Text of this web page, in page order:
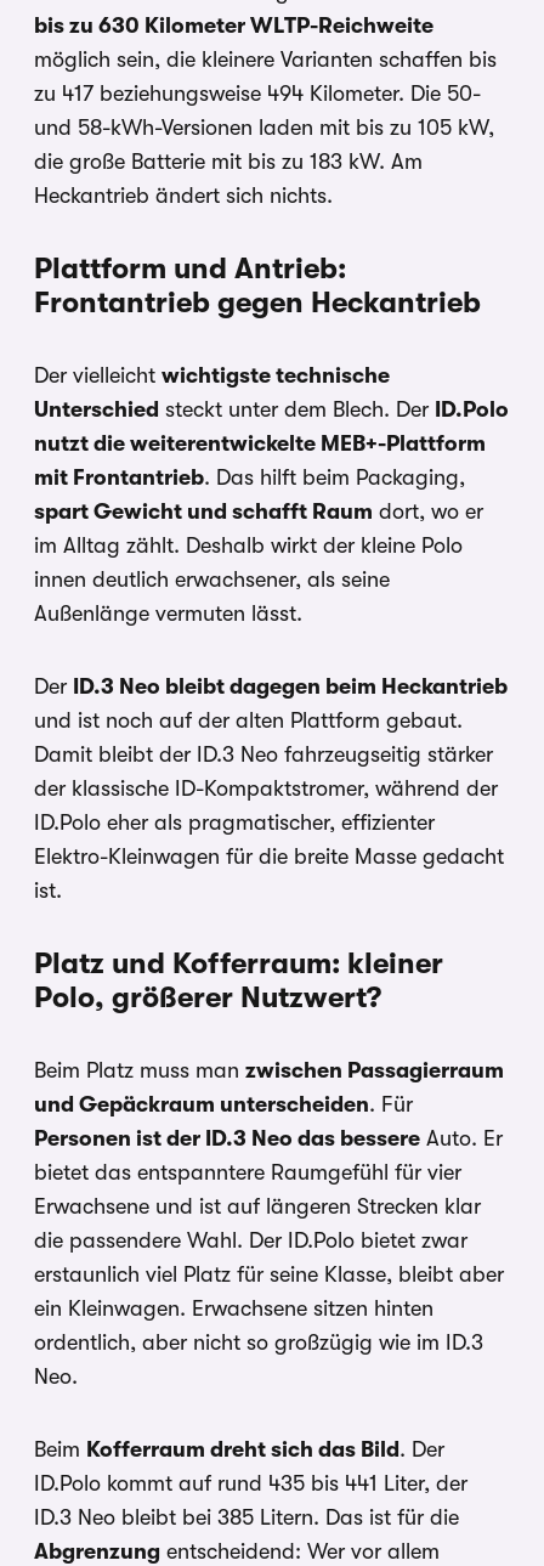
bis zu 630 Kilometer WLTP-Reichweite
möglich sein, die kleinere Varianten schaffen bis
zu 417 beziehungsweise 494 Kilometer. Die 50-
und 58-kWh-Versionen laden mit bis zu 105 kW,
die große Batterie mit bis zu 183 kW. Am
Heckantrieb ändert sich nichts.
Plattform und Antrieb:
Frontantrieb gegen Heckantrieb
Der vielleicht wichtigste technische
Unterschied steckt unter dem Blech. Der
ID.Polo
nutzt die weiterentwickelte MEB+-Plattform
mit Frontantrieb. Das hilft beim Packaging,
spart Gewicht und schafft Raum dort, wo er
im Alltag zählt. Deshalb wirkt der kleine Polo
innen deutlich erwachsener, als seine
Außenlänge vermuten lässt.
Der
ID.3 Neo bleibt dagegen beim Heckantrieb
und ist noch auf der alten Plattform gebaut.
Damit bleibt der ID.3 Neo fahrzeugseitig stärker
der klassische ID-Kompaktstromer, während der
ID.Polo eher als pragmatischer, effizienter
Elektro-Kleinwagen für die breite Masse gedacht
ist.
Platz und Kofferraum: kleiner
Polo, größerer Nutzwert?
Beim Platz muss man zwischen Passagierraum
und Gepäckraum unterscheiden. Für
Personen ist der ID.3 Neo das bessere Auto. Er
bietet das entspanntere Raumgefühl für vier
Erwachsene und ist auf längeren Strecken klar
die passendere Wahl. Der ID.Polo bietet zwar
erstaunlich viel Platz für seine Klasse, bleibt aber
ein Kleinwagen. Erwachsene sitzen hinten
ordentlich, aber nicht so großzügig wie im ID.3
Neo.
Beim Kofferraum dreht sich das Bild . Der
ID.Polo kommt auf rund 435 bis 441 Liter, der
ID.3 Neo bleibt bei 385 Litern. Das ist für die
Abgrenzung entscheidend: Wer vor allem